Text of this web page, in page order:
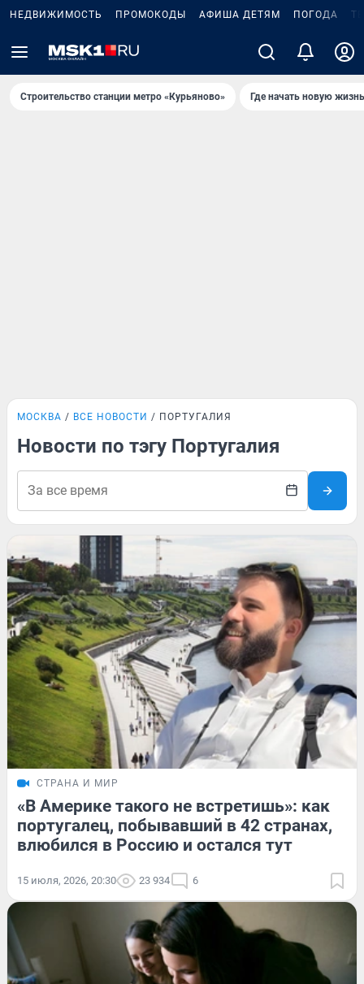
НЕДВИЖИМОСТЬ ПРОМОКОДЫ АФИША ДЕТЯМ ПОГОДА
Строительство станции метро «Курьяново» Где начать новую
МОСКВА ВСЕ НОВОСТИ ПОРТУГАЛИЯ
Новости по тэгу Португалия
СТРАНА И МИР
«В Америке такого не встретишь»: как
португалец, побывавший в 42 странах,
влюбился в Россию и остался тут
15 июля, 2026, 20:30 23 934 6